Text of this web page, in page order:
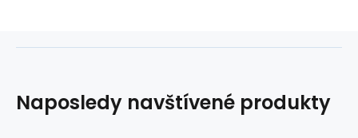
Naposledy navštívené produkty